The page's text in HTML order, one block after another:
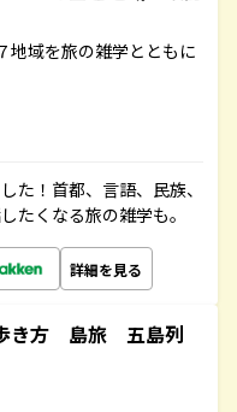
地域を旅の雑学とともに
た！首都、言語、民族、
たくなる旅の雑学も。
詳細を見る
き方 島旅 五島列